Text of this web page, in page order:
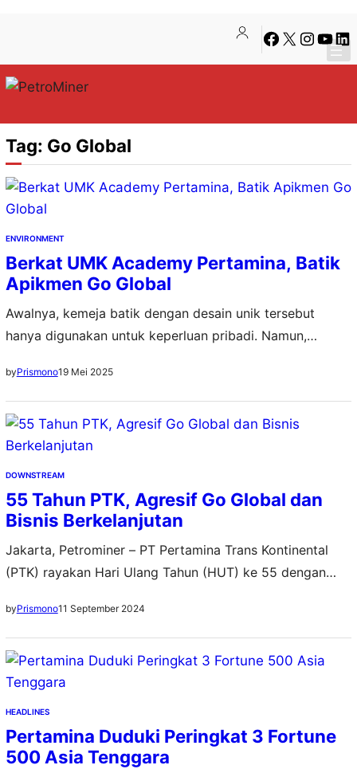
konten
content
Facebook
X Instagram
Tag: Go Global
ENVIRONMENT
Berkat UMK Academy Pertamina, Batik
Apikmen Go Global
Awalnya, kemeja batik dengan desain unik tersebut
hanya digunakan untuk keperluan pribadi. Namun,
pasangan ini untuk merintis usaha fashion sendiri
byPrismono19 Mei 2025
DOWNSTREAM
55 Tahun PTK, Agresif Go Global dan
Bisnis Berkelanjutan
Jakarta, Petrominer – PT Pertamina Trans Kontinental
(PTK) rayakan Hari Ulang Tahun (HUT) ke 55 dengan
sebagai perusahaan marine services terdepan di sektor
energi. Momentum perayaan ini pun menjadi ajang
refleksi bagi manajemen dan pekerja melalui acara
syukuran yang diadakan di Kantor Pusat PTK, Jakarta
Utara, Senin (9/9) pagi. Sebagai…
byPrismono11 September 2024
HEADLINES
Pertamina Duduki Peringkat 3 Fortune
500 Asia Tenggara